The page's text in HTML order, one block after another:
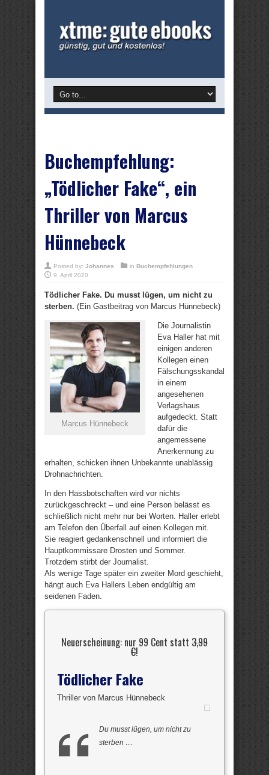
Buchempfehlung:
„Tödlicher Fake“, ein
Thriller von Marcus
Hünnebeck
Posted by: Johannes in Buchempfehlungen
9. April 2020
Tödlicher Fake. Du musst lügen, um nicht zu
sterben. (Ein Gastbeitrag von Marcus Hünnebeck)
Marcus Hünnebeck
Die Journalistin
Eva Haller hat mit
einigen anderen
Kollegen einen
Fälschungsskandal
in einem
angesehenen
Verlagshaus
aufgedeckt. Statt
dafür die
angemessene
Anerkennung zu
erhalten, schicken ihnen Unbekannte unablässig
Drohnachrichten.
In den Hassbotschaften wird vor nichts
zurückgeschreckt – und eine Person belässt es
schließlich nicht mehr nur bei Worten. Haller erlebt
am Telefon den Überfall auf einen Kollegen mit.
Sie reagiert gedankenschnell und informiert die
Hauptkommissare Drosten und Sommer.
Trotzdem stirbt der Journalist.
Als wenige Tage später ein zweiter Mord geschieht,
hängt auch Eva Hallers Leben endgültig am
seidenen Faden.
Neuerscheinung: nur 99 Cent statt 3,99
€!
Tödlicher Fake
Thriller von Marcus Hünnebeck
Du musst lügen, um nicht zu
sterben …